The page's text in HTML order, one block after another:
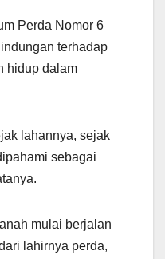
Perda Nomor 6
terhadap
hidup dalam
lahannya, sejak
sebagai
mulai berjalan
lahirnya perda,